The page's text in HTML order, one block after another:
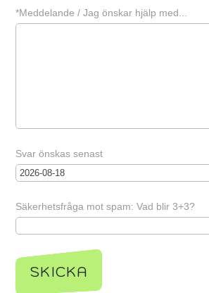
*Meddelande / Jag önskar hjälp med...
Svar önskas senast
Säkerhetsfråga mot spam: Vad blir 3+3?
SKICKA